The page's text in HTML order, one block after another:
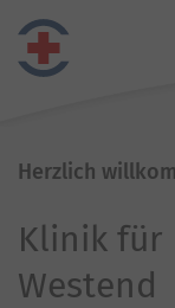
Herzlich
Klinik für
Westend